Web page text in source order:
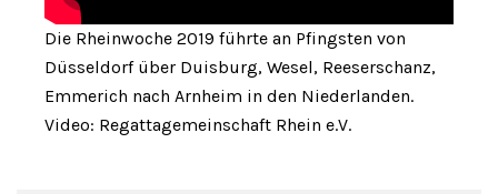
Die Rheinwoche 2019 führte an Pfingsten von
Düsseldorf über Duisburg, Wesel, Reeserschanz,
Emmerich nach Arnheim in den Niederlanden.
Video: Regattagemeinschaft Rhein e.V.